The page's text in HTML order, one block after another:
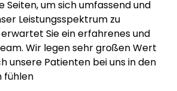
Seiten, um sich umfassend und
Leistungsspektrum zu
Sie ein erfahrenes und
Wir legen sehr großen Wert
unsere Patienten bei uns in den
fühlen